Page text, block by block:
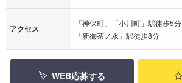
アクセス
「神保町」「小川町」駅徒歩5分
「新御茶ノ水」駅徒歩8分
WEB応募する